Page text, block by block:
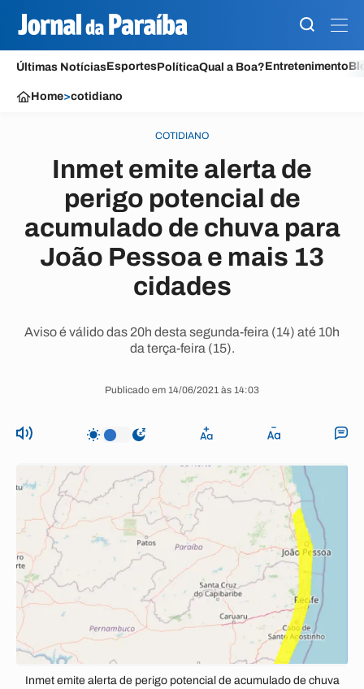
Últimas NotíciasEsportesPolíticaQual a Boa?Entretenimento
Home>cotidiano
COTIDIANO
Inmet emite alerta de
perigo potencial de
acumulado de chuva para
João Pessoa e mais 13
cidades
Aviso é válido das 20h desta segunda-feira (14) até 10h
da terça-feira (15).
Publicado em 14/06/2021 às 14:03
Inmet emite alerta de perigo potencial de acumulado de chuva